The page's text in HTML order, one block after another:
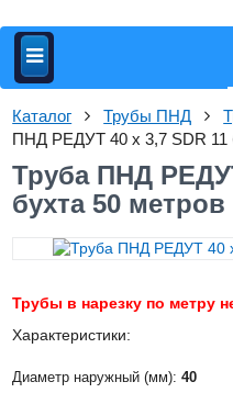
Каталог Трубы ПНД
ПНД РЕДУТ 40 х 3,7 SDR 11
Труба ПНД
бухта 50 метров
Трубы в нарезку по метру
Характеристики:
Диаметр наружный (мм): 40